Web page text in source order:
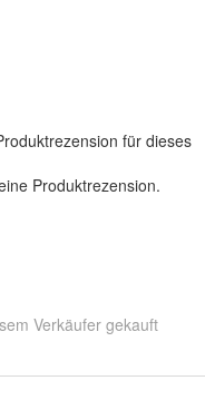
für dieses
Produktrezension.
Verkäufer gekauft